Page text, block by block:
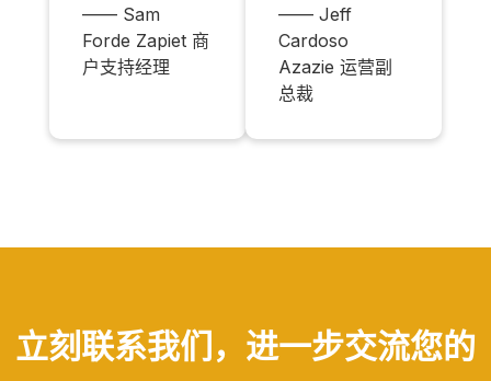
—— Sam
Forde Zapiet 商
户支持经理
—— Jeff
Cardoso
Azazie 运营副
总裁
立刻联系我们，进一步交流您的